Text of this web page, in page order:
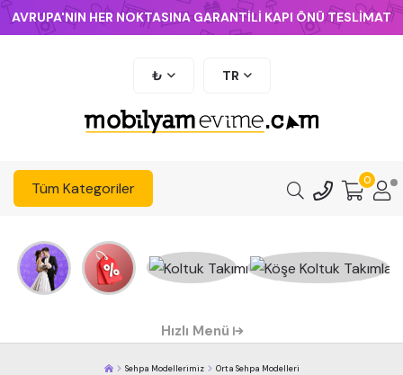
AVRUPA'NIN HER NOKTASINA GARANTİLİ KAPI ÖNÜ TESLİMAT
₺ TR
Tüm Kategoriler 0
Hızlı Menü
Sehpa Modellerimiz Orta Sehpa Modelleri